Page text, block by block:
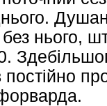
Душан
нього,